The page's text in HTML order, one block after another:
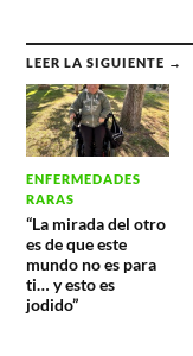
LEER LA SIGUIENTE →
ENFERMEDADES
RARAS
“La mirada del otro
es de que este
mundo no es para
ti… y esto es
jodido”